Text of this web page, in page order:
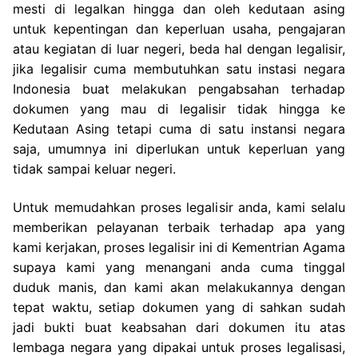
mesti di legalkan hingga dan oleh kedutaan asing
untuk kepentingan dan keperluan usaha, pengajaran
atau kegiatan di luar negeri, beda hal dengan legalisir,
jika legalisir cuma membutuhkan satu instasi negara
Indonesia buat melakukan pengabsahan terhadap
dokumen yang mau di legalisir tidak hingga ke
Kedutaan Asing tetapi cuma di satu instansi negara
saja, umumnya ini diperlukan untuk keperluan yang
tidak sampai keluar negeri.
Untuk memudahkan proses legalisir anda, kami selalu
memberikan pelayanan terbaik terhadap apa yang
kami kerjakan, proses legalisir ini di Kementrian Agama
supaya kami yang menangani anda cuma tinggal
duduk manis, dan kami akan melakukannya dengan
tepat waktu, setiap dokumen yang di sahkan sudah
jadi bukti buat keabsahan dari dokumen itu atas
lembaga negara yang dipakai untuk proses legalisasi,